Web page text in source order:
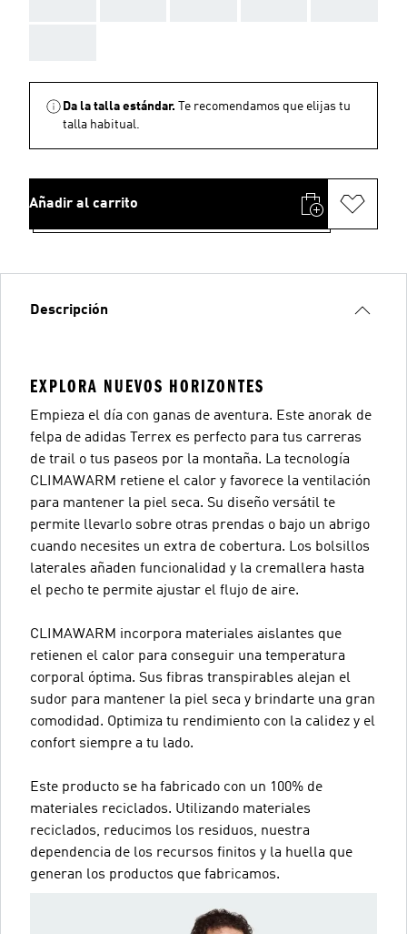
Da la talla estándar.
Te recomendamos que elijas tu
talla habitual.
Añadir al carrito
Descripción
EXPLORA NUEVOS HORIZONTES
Empieza el día con ganas de aventura. Este anorak de
felpa de adidas Terrex es perfecto para tus carreras
de trail o tus paseos por la montaña. La tecnología
CLIMAWARM retiene el calor y favorece la ventilación
para mantener la piel seca. Su diseño versátil te
permite llevarlo sobre otras prendas o bajo un abrigo
cuando necesites un extra de cobertura. Los bolsillos
laterales añaden funcionalidad y la cremallera hasta
el pecho te permite ajustar el flujo de aire.
CLIMAWARM incorpora materiales aislantes que
retienen el calor para conseguir una temperatura
corporal óptima. Sus fibras transpirables alejan el
sudor para mantener la piel seca y brindarte una gran
comodidad. Optimiza tu rendimiento con la calidez y el
confort siempre a tu lado.
Este producto se ha fabricado con un 100% de
materiales reciclados. Utilizando materiales
reciclados, reducimos los residuos, nuestra
dependencia de los recursos finitos y la huella que
generan los productos que fabricamos.